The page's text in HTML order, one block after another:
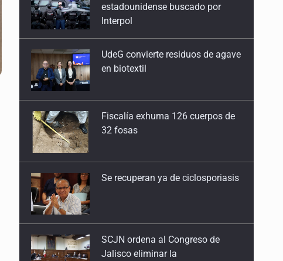
en biotextil
Fiscalía exhuma 126 cuerpos de
32 fosas
Se recuperan ya de ciclosporiasis
SCJN ordena al Congreso de
Cae ex mando por agresión a ex
pareja y procesan a agente por